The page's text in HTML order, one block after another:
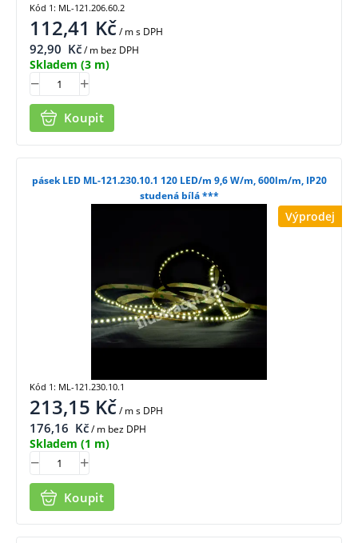
112,41 Kč/ ms DPH
92,90 Kč/ m bez DPH
Skladem (3 m)
Koupit
Kód 1: ML-121.206.60.2
Výprodej
pásek LED ML-121.230.10.1 120 LED/m 9,6 W/m, 600lm/m, IP20
studená bílá ***
213,15 Kč/ ms DPH
176,16 Kč/ m bez DPH
Skladem (1 m)
Koupit
Kód 1: ML-121.230.10.1